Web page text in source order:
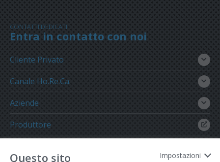
CONTATTI DEDICATI
Entra in contatto con noi
Cliente Privato
Canale Ho.Re.Ca.
Aziende
Produttore
Questo sito Impostazioni